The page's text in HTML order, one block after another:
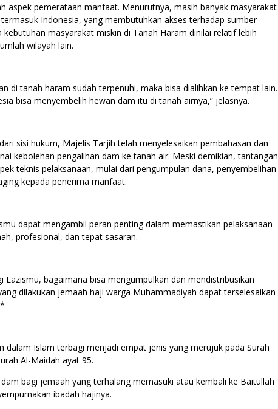
aspek pemerataan manfaat. Menurutnya, masih banyak masyarakat
Indonesia, yang membutuhkan akses terhadap sumber
masyarakat miskin di Tanah Haram dinilai relatif lebih
wilayah lain.
di tanah haram sudah terpenuhi, maka bisa dialihkan ke tempat lain.
bisa menyembelih hewan dam itu di tanah airnya,” jelasnya.
sisi hukum, Majelis Tarjih telah menyelesaikan pembahasan dan
kebolehan pengalihan dam ke tanah air. Meski demikian, tantangan
teknis pelaksanaan, mulai dari pengumpulan dana, penyembelihan
kepada penerima manfaat.
dapat mengambil peran penting dalam memastikan pelaksanaan
profesional, dan tepat sasaran.
Lazismu, bagaimana bisa mengumpulkan dan mendistribusikan
dilakukan jemaah haji warga Muhammadiyah dapat terselesaikan
dalam Islam terbagi menjadi empat jenis yang merujuk pada Surah
Al-Maidah ayat 95.
bagi jemaah yang terhalang memasuki atau kembali ke Baitullah
ibadah hajinya.